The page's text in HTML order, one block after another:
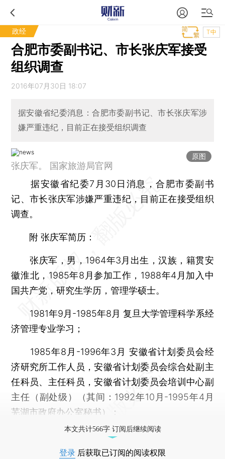
政经 T中
合肥市委副书记、市长张庆军接受
组织调查
2016年07月30日 18:07
据安徽省纪委消息：合肥市委副书记、市长张庆军涉
嫌严重违纪，目前正在接受组织调查
原图
张庆军。 国家旅游局官网
据安徽省纪委7月30日消息，合肥市委副书
记、市长张庆军涉嫌严重违纪，目前正在接受组织
调查。
附 张庆军简历：
张庆军，男，1964年3月出生，汉族，籍贯安
徽淮北，1985年8月参加工作，1988年4月加入中
国共产党，研究生学历，管理学硕士。
1981年9月-1985年8月 复旦大学管理科学系经
济管理专业学习；
1985年8月-1996年3月 安徽省计划委员会经
济研究所工作人员，安徽省计划委员会综合处副主
任科员、主任科员，安徽省计划委员会培训中心副
主任（副处级）（其间：1992年10月-1995年4月
芜湖市政府办公室秘书）；
本文共计566字 订阅后继续阅读
登录 后获取已订阅的阅读权限